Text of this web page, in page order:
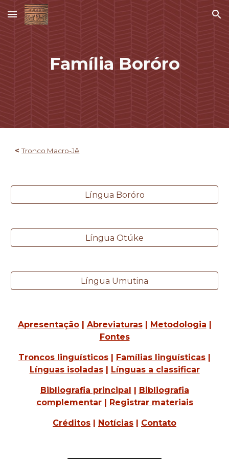
Skip to main content Skip to navigation
Família Boróro
< Tronco Macro-Jê
Língua Boróro
Língua Otúke
Língua Umutina
Apresentação| Abreviaturas| Metodologia |
Fontes
Troncos linguísticos | Famílias linguísticas |
Línguas isoladas| Línguas a classificar
Bibliografia principal | Bibliografia
complementar| Registrar materiais
Créditos | Notícias | Contato